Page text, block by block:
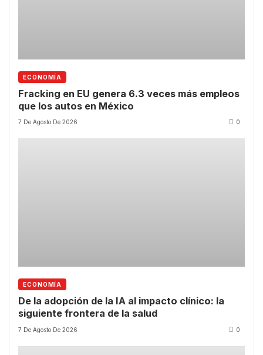
ECONOMÍA
Fracking en EU genera 6.3 veces más empleos
que los autos en México
7 De Agosto De 2026 0
ECONOMÍA
De la adopción de la IA al impacto clínico: la
siguiente frontera de la salud
7 De Agosto De 2026 0